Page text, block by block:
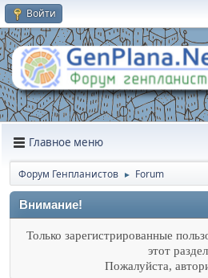
Войти
Главное меню
Форум Генпланистов ► Forum
Внимание!
Только зарегистрированные
этот
Пожалуйста,